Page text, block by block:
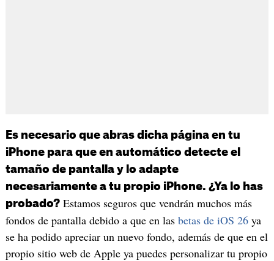
Es necesario que abras dicha página en tu
iPhone para que en automático detecte el
tamaño de pantalla y lo adapte
necesariamente a tu propio iPhone. ¿Ya lo has
probado?Estamos seguros que vendrán muchos más
fondos de pantalla debido a que en las betas de iOS 26ya
se ha podido apreciar un nuevo fondo, además de que en el
propio sitio web de Apple ya puedes personalizar tu propio